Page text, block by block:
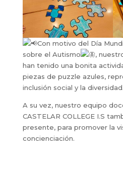
Con motivo del Día
sobre el Autismo
,
han tenido una bonita
piezas de puzzle azules,
inclusión social y la diversidad.
A su vez, nuestro equipo
CASTELAR COLLEGE I.S
presente, para promover la
concienciación.